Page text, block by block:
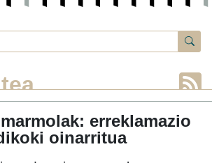
erreklamazio
oinarritua